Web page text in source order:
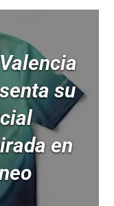
su
en